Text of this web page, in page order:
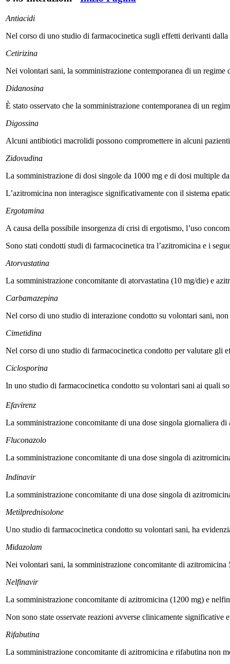
Antiacidi
Nel corso di uno studio di farmacocinetica sugli effetti derivanti
Cetirizina
Nei volontari sani, la somministrazione contemporanea di un
Didanosina
È stato osservato che la somministrazione contemporanea di un
Digossina
Alcuni antibiotici macrolidi possono compromettere in alcuni
Zidovudina
La somministrazione di dosi singole da 1000 mg e di dosi multiple
L’azitromicina non interagisce significativamente con il sistema
Ergotamina
A causa della possibile insorgenza di crisi di ergotismo, l’uso
Sono stati condotti studi di farmacocinetica tra l’azitromicina e i
Atorvastatina
La somministrazione concomitante di atorvastatina (10 mg/die) e
Carbamazepina
Nel corso di uno studio di interazione condotto su volontari sani,
Cimetidina
Nel corso di uno studio di farmacocinetica condotto per valutare gli
Ciclosporina
In uno studio di farmacocinetica condotto su volontari sani ai quali
Efavirenz
La somministrazione concomitante di una dose singola giornaliera
Fluconazolo
La somministrazione concomitante di una dose singola di
Indinavir
La somministrazione concomitante di una dose singola di
Metilprednisolone
Uno studio di farmacocinetica condotto su volontari sani, ha
Midazolam
Nei volontari sani, la somministrazione concomitante di
Nelfinavir
La somministrazione concomitante di azitromicina (1200 mg) e
Non sono state osservate reazioni avverse clinicamente significative
Rifabutina
La somministrazione concomitante di azitromicina e rifabutina non